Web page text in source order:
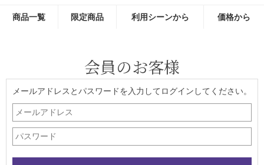
商品一覧 限定商品 利用シーンから 価格から
会員のお客様
メールアドレスとパスワードを入力してログインしてください。